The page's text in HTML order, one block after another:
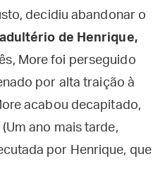
decidiu abandonar o
de Henrique,
More foi perseguido
por alta traição à
acabou decapitado,
ano mais tarde,
por Henrique, que